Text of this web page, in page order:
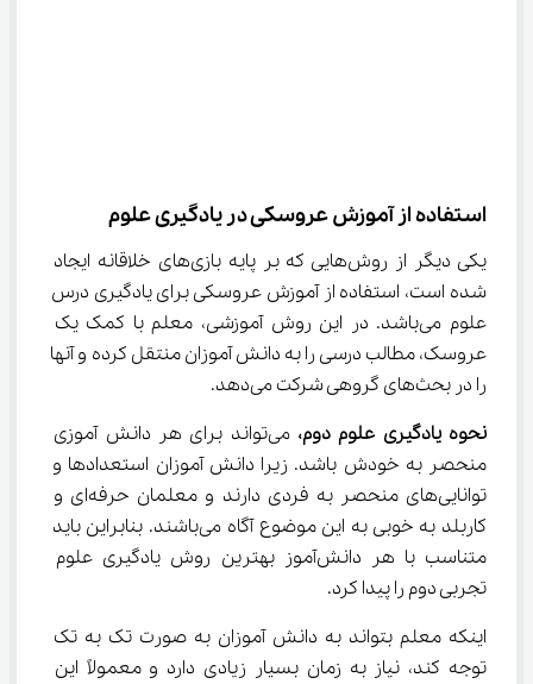
استفاده از آموزش عروسکی در یادگیری علوم
یکی دیگر از روش‌هایی که بر پایه بازی‌های خلاقانه ایجاد
شده است، استفاده از آموزش عروسکی برای یادگیری درس
علوم می‌باشد. در این روش آموزشی، معلم با کمک یک
عروسک، مطالب درسی را به دانش آموزان منتقل کرده و آنها
را در بحث‌های گروهی شرکت می‌دهد.
نحوه یادگیری علوم دوم،
می‌تواند برای هر دانش آموزی
منحصر به خودش باشد. زیرا دانش آموزان استعدادها و
توانایی‌های منحصر به فردی دارند و معلمان حرفه‌ای و
کاربلد به خوبی به این موضوع آگاه می‌باشند. بنابراین باید
متناسب با هر دانش‌آموز بهترین روش یادگیری علوم
تجربی دوم را پیدا کرد.
اینکه معلم بتواند به دانش آموزان به صورت تک به تک
توجه کند، نیاز به زمان بسیار زیادی دارد و معمولاً این